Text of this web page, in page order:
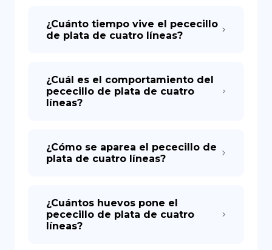
¿Cuánto tiempo vive el pececillo
de plata de cuatro líneas?
¿Cuál es el comportamiento del
pececillo de plata de cuatro
líneas?
¿Cómo se aparea el pececillo de
plata de cuatro líneas?
¿Cuántos huevos pone el
pececillo de plata de cuatro
líneas?